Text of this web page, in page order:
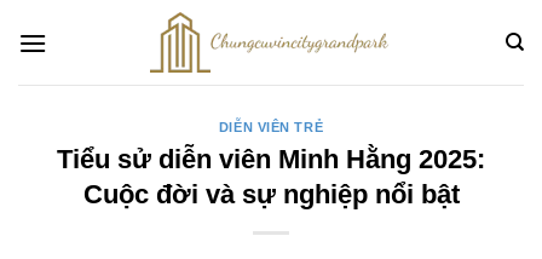
qua
DIỄN VIÊN TRẺ
Tiểu sử diễn viên Minh Hằng 2025:
Cuộc đời và sự nghiệp nổi bật